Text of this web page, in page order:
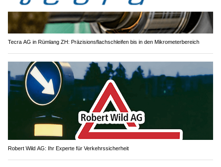
Tecra AG in Rümlang ZH: Präzisionsflachschleifen bis in den Mikrometerbereich
Robert Wild AG: Ihr Experte für Verkehrssicherheit